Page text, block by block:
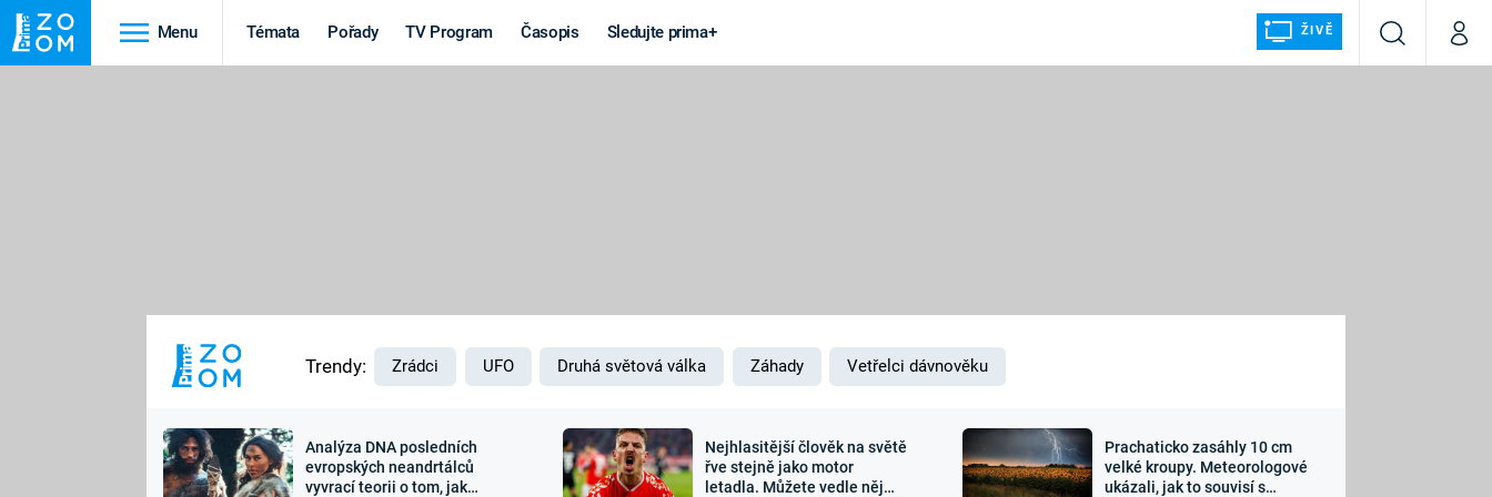
Menu Témata Pořady TV Program Časopis Sledujte prima+ ŽIVĚ
VyhledáváníMůj
MARS
Výročí
Záhady a
Zajímavosti Sledujte nás
Trendy: Zrádci UFO Druhá světová válka Záhady Vetřelci dávnověku
Analýza DNA posledních
evropských neandrtálců
vyvrací teorii o tom, jak
Nejhlasitější člověk na světě
řve stejně jako motor
letadla. Můžete vedle něj
Prachaticko zasáhly 10 cm
velké kroupy. Meteorologové
ukázali, jak to souvisí s